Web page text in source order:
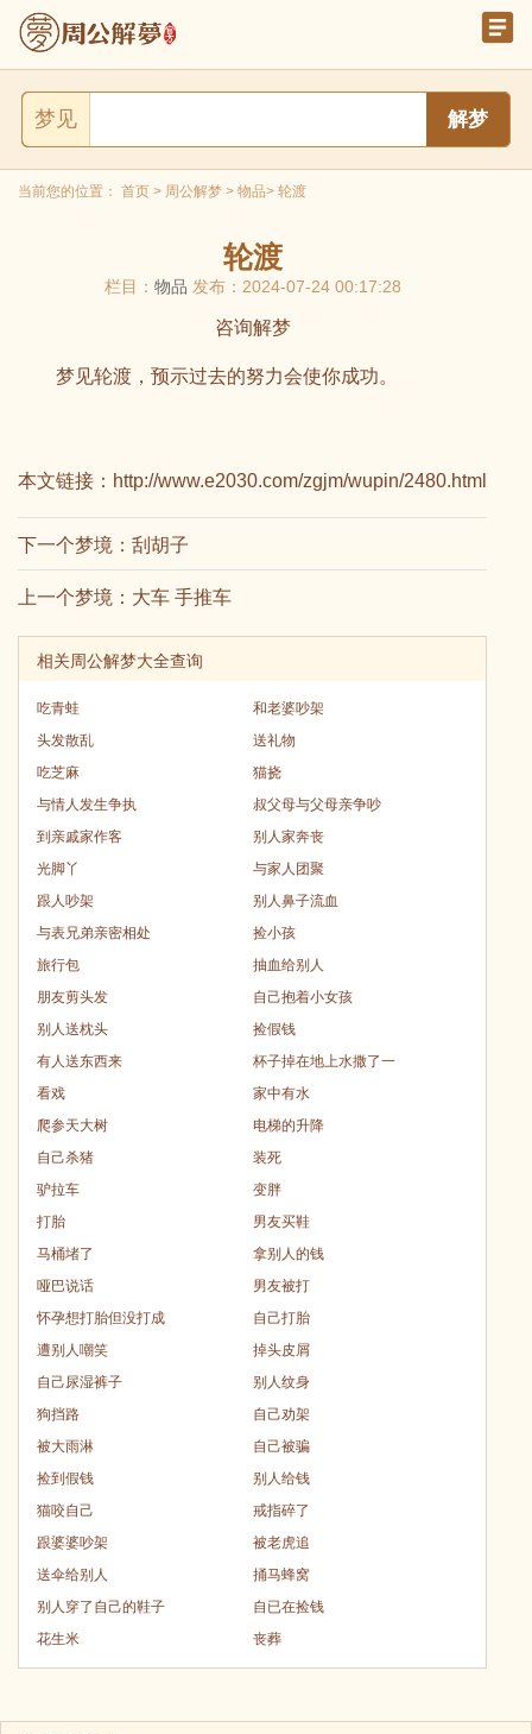
梦见
当前您的位置： 首页 > 周公解梦 > 物品> 轮渡
轮渡
栏目： 物品 发布：2024-07-24 00:17:28
咨询解梦
梦见轮渡，预示过去的努力会使你成功。
本文链接： http://www.e2030.com/zgjm/wupin/2480.html
下一个梦境： 刮胡子
上一个梦境： 大车 手推车
相关周公解梦大全查询
吃青蛙
和老婆吵架
头发散乱
送礼物
吃芝麻
猫挠
与情人发生争执
叔父母与父母亲争吵
到亲戚家作客
别人家奔丧
光脚丫
与家人团聚
跟人吵架
别人鼻子流血
与表兄弟亲密相处
捡小孩
旅行包
抽血给别人
朋友剪头发
自己抱着小女孩
别人送枕头
捡假钱
有人送东西来
杯子掉在地上水撒了一
看戏
家中有水
爬参天大树
电梯的升降
自己杀猪
装死
驴拉车
变胖
打胎
男友买鞋
马桶堵了
拿别人的钱
哑巴说话
男友被打
怀孕想打胎但没打成
自己打胎
遭别人嘲笑
掉头皮屑
自己尿湿裤子
别人纹身
狗挡路
自己劝架
被大雨淋
自己被骗
捡到假钱
别人给钱
猫咬自己
戒指碎了
跟婆婆吵架
被老虎追
送伞给别人
捅马蜂窝
别人穿了自己的鞋子
自已在捡钱
花生米
丧葬